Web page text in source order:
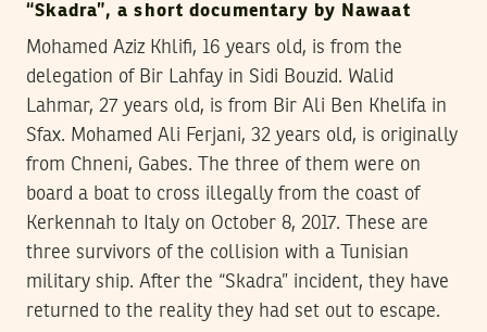
“Skadra”, a short documentary by Nawaat
Mohamed Aziz Khlifi, 16 years old, is from the
delegation of Bir Lahfay in Sidi Bouzid. Walid
Lahmar, 27 years old, is from Bir Ali Ben Khelifa in
Sfax. Mohamed Ali Ferjani, 32 years old, is originally
from Chneni, Gabes. The three of them were on
board a boat to cross illegally from the coast of
Kerkennah to Italy on October 8, 2017. These are
three survivors of the collision with a Tunisian
military ship. After the “Skadra” incident, they have
returned to the reality they had set out to escape.